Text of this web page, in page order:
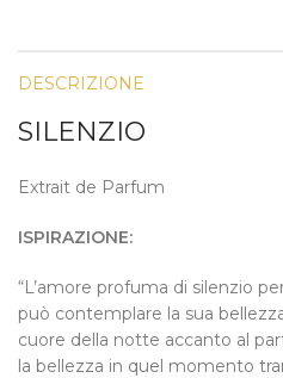
DESCRIZIONE
SILENZIO
Extrait de Parfum
ISPIRAZIONE:
“L’amore profuma di silenzio
può contemplare la sua
cuore della notte accanto al
la bellezza in quel momento